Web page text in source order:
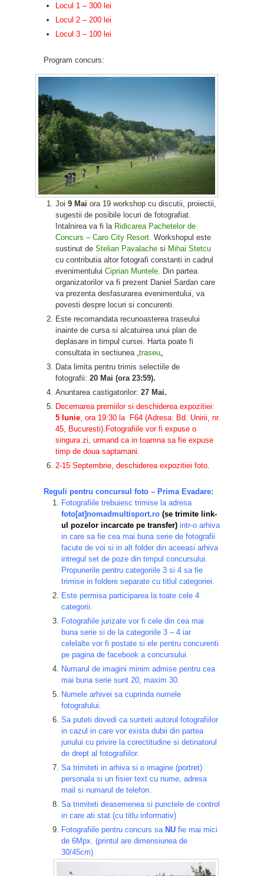
Locul 1 – 300 lei
Locul 2 – 200 lei
Locul 3 – 100 lei
Program concurs:
Joi 9 Mai ora 19 workshop cu discutii, proiectii,
sugestii de posibile locuri de fotografiat.
Intalnirea va fi laRidicarea Pachetelor de
Concurs – Caro City Resort. Workshopul este
sustinut de Stelian Pavalache si Mihai Stetcu
cu contributia altor fotografi constanti in cadrul
evenimentului Ciprian Muntele. Din partea
organizatorilor va fi prezent Daniel Sardan care
va prezenta desfasurarea evenimentului, va
povesti despre locuri si concurenti.
Este recomandata recunoasterea traseului
inainte de cursa si alcatuirea unui plan de
deplasare in timpul cursei. Harta poate fi
consultata in sectiunea „traseu„
Data limita pentru trimis selectiile de
fotografii: 20 Mai (ora 23:59).
Anuntarea castigatorilor: 27 Mai.
Decernarea premiilor si deschiderea expozitiei:
5 Iunie, ora 19:30 la F64 (Adresa: Bd. Unirii, nr.
45, Bucuresti).Fotografiile vor fi expuse o
singura zi, urmand ca in toamna sa fie expuse
timp de doua saptamani.
2-15 Septembrie, deschiderea expozitiei foto.
Reguli pentru concursul foto – Prima Evadare:
Fotografiile trebuiesc trimise la adresa
foto[at]nomadmultisport.ro (se trimite link-
ul pozelor incarcate pe transfer) intr-o arhiva
in care sa fie cea mai buna serie de fotografii
facute de voi si in alt folder din aceeasi arhiva
intregul set de poze din timpul concursului.
Propunerile pentru categoriile 3 si 4 sa fie
trimise in foldere separate cu titlul categoriei.
Este permisa participarea la toate cele 4
categorii.
Fotografiile jurizate vor fi cele din cea mai
buna serie si de la categoriile 3 – 4 iar
celelalte vor fi postate si ele pentru concurenti
pe pagina de facebook a concursului.
Numarul de imagini minim admise pentru cea
mai buna serie sunt 20, maxim 30.
Numele arhivei sa cuprinda numele
fotografului.
Sa puteti dovedi ca sunteti autorul fotografiilor
in cazul in care vor exista dubii din partea
juriului cu privire la corectitudine si detinatorul
de drept al fotografiilor.
Sa trimiteti in arhiva si o imagine (portret)
personala si un fisier text cu nume, adresa
mail si numarul de telefon.
Sa trimiteti deasemenea si punctele de control
in care ati stat (cu titlu informativ)
Fotografiile pentru concurs sa NU fie mai mici
de 6Mpx. (printul are dimensiunea de
30/45cm)